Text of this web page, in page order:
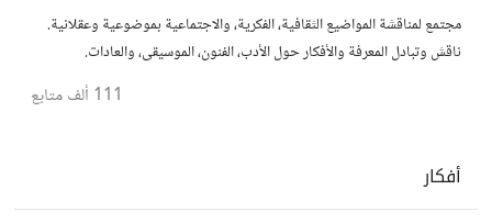
مجتمع لمناقشة المواضيع الثقافية، الفكرية، والاجتماعية بموضوعية وعقلانية.
ناقش وتبادل المعرفة والأفكار حول الأدب، الفنون، الموسيقى، والعادات.
111 ألف متابع
أفكار